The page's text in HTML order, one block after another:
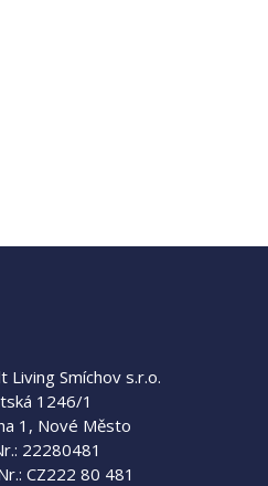
Smíchov s.r.o.
1246/1
1, Nové Město
22280481
CZ222 80 481